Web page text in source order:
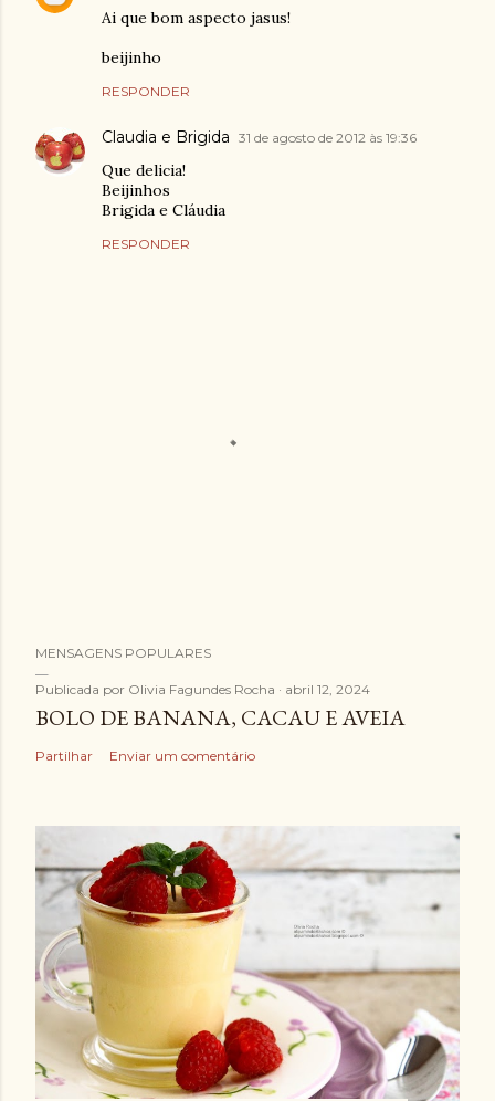
Ai que bom aspecto jasus!
beijinho
RESPONDER
Claudia e Brigida 31 de agosto de 2012 às 19:36
Que delicia!
Beijinhos
Brigida e Cláudia
RESPONDER
n
v
i
a
m
c
o
e
n
t
á
r
i
MENSAGENS POPULARES
Publicada por Olivia Fagundes Rocha abril 12, 2024
BOLO DE BANANA, CACAU E AVEIA
Partilhar Enviar um comentário